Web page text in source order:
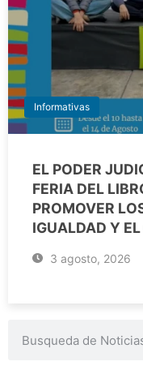
Informativas
EL PODER
FERIA DEL
PROMOVER
IGUALDAD Y
3 agosto, 2026